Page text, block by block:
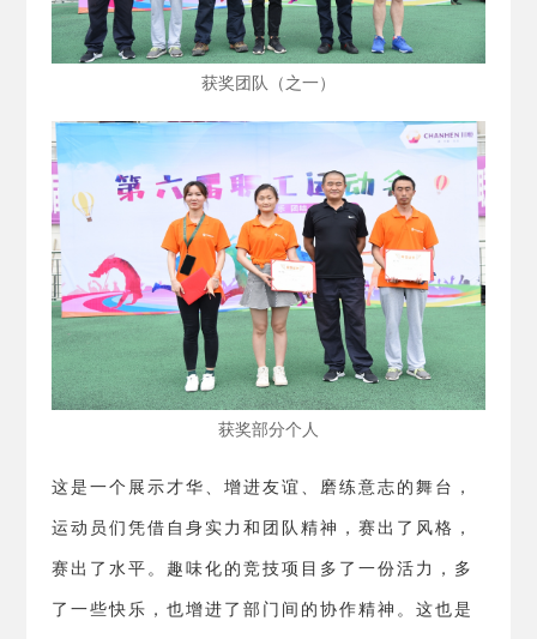
获奖团队（之一）
获奖部分个人
这是一个展示才华、增进友谊、磨练意志的舞台，
运动员们凭借自身实力和团队精神，赛出了风格，
赛出了水平。趣味化的竞技项目多了一份活力，多
了一些快乐，也增进了部门间的协作精神。这也是